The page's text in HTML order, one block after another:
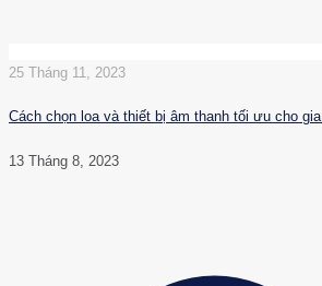
25 Tháng 11, 2023
Cách chọn loa và thiết bị âm thanh tối ưu cho
13 Tháng 8, 2023